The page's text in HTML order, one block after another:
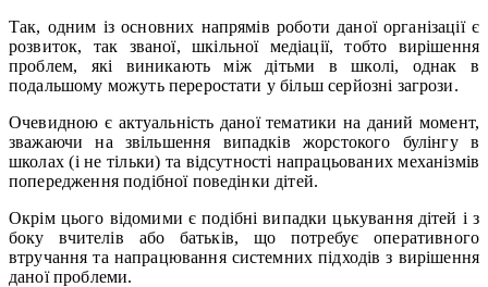
Так, одним із основних напрямів роботи даної організації є
розвиток, так званої, шкільної медіації, тобто вирішення
проблем, які виникають між дітьми в школі, однак в
подальшому можуть переростати у більш серйозні загрози.
Очевидною є актуальність даної тематики на даний момент,
зважаючи на звільшення випадків жорстокого булінгу в
школах (і не тільки) та відсутності напрацьованих механізмів
попередження подібної поведінки дітей.
Окрім цього відомими є подібні випадки цькування дітей і з
боку вчителів або батьків, що потребує оперативного
втручання та напрацювання системних підходів з вирішення
даної проблеми.